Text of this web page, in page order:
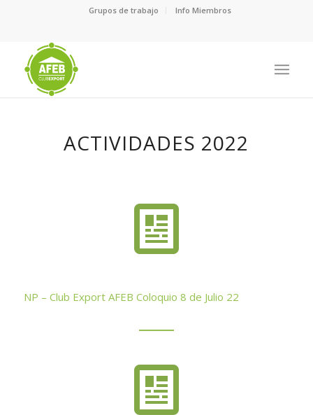
Grupos de trabajo Info Miembros
ACTIVIDADES 2022
NP – Club Export AFEB Coloquio 8 de Julio 22